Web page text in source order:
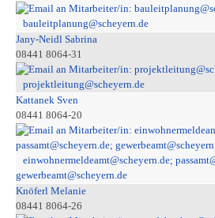
bauleitplanung@scheyern.de
Jany-Neidl Sabrina
08441 8064-31
projektleitung@scheyern.de
Kattanek Sven
08441 8064-20
einwohnermeldeamt@scheyern.de;
gewerbeamt@scheyern.de
Knöferl Melanie
08441 8064-26